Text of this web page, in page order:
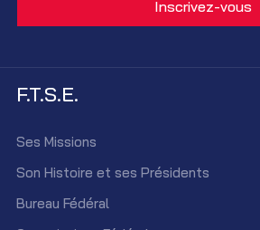
F.T.S.E.
Ses Missions
Son Histoire et ses Présidents
Bureau Fédéral